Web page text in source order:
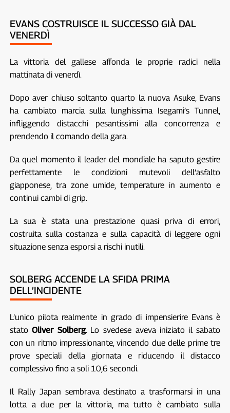
EVANS COSTRUISCE IL SUCCESSO GIÀ DAL
VENERDÌ
La vittoria del gallese affonda le proprie radici nella
mattinata di venerdì.
Dopo aver chiuso soltanto quarto la nuova Asuke, Evans
ha cambiato marcia sulla lunghissima Isegami’s Tunnel,
infliggendo distacchi pesantissimi alla concorrenza e
prendendo il comando della gara.
Da quel momento il leader del mondiale ha saputo gestire
perfettamente le condizioni mutevoli dell’asfalto
giapponese, tra zone umide, temperature in aumento e
continui cambi di grip.
La sua è stata una prestazione quasi priva di errori,
costruita sulla costanza e sulla capacità di leggere ogni
situazione senza esporsi a rischi inutili.
SOLBERG ACCENDE LA SFIDA PRIMA
DELL’INCIDENTE
L’unico pilota realmente in grado di impensierire Evans è
statoOliver Solberg. Lo svedese aveva iniziato il sabato
con un ritmo impressionante, vincendo due delle prime tre
prove speciali della giornata e riducendo il distacco
complessivo fino a soli 10,6 secondi.
Il Rally Japan sembrava destinato a trasformarsi in una
lotta a due per la vittoria, ma tutto è cambiato sulla